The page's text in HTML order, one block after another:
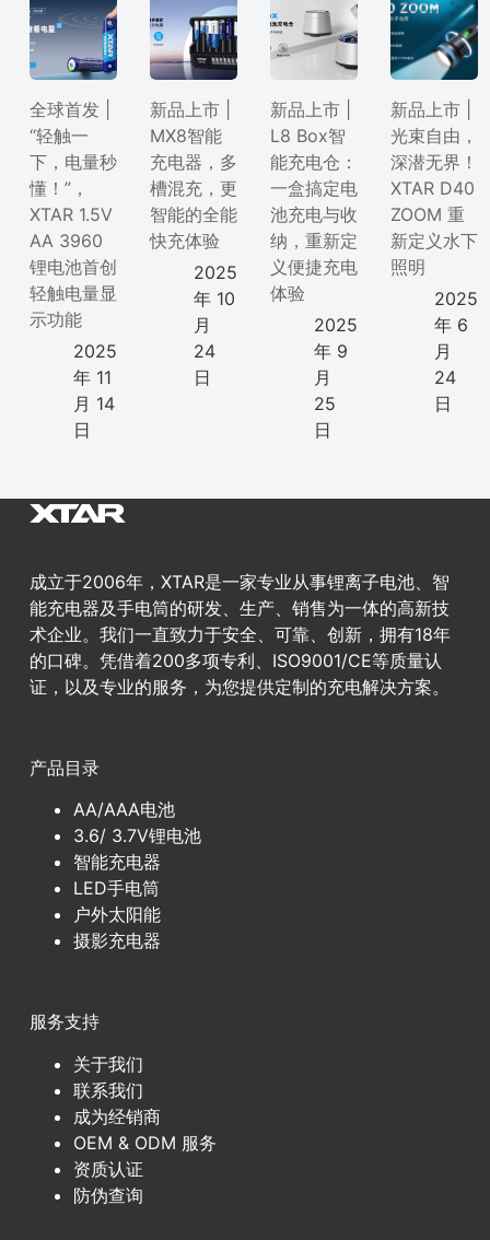
全球首发 |
“轻触一
下，电量秒
懂！”，
XTAR 1.5V
AA 3960
锂电池首创
轻触电量显
示功能
2025
年 11
月 14
日
新品上市 |
MX8智能
充电器，多
槽混充，更
智能的全能
快充体验
2025
年 10
月
24
日
新品上市 |
L8 Box智
能充电仓：
一盒搞定电
池充电与收
纳，重新定
义便捷充电
体验
2025
年 9
月
25
日
新品上市 |
光束自由，
深潜无界！
XTAR D40
ZOOM 重
新定义水下
照明
2025
年 6
月
24
日
成立于2006年，XTAR是一家专业从事锂离子电池、智
能充电器及手电筒的研发、生产、销售为一体的高新技
术企业。我们一直致力于安全、可靠、创新，拥有18年
的口碑。凭借着200多项专利、ISO9001/CE等质量认
证，以及专业的服务，为您提供定制的充电解决方案。
产品目录
AA/AAA电池
3.6/ 3.7V锂电池
智能充电器
LED手电筒
户外太阳能
摄影充电器
服务支持
关于我们
联系我们
成为经销商
OEM & ODM 服务
资质认证
防伪查询